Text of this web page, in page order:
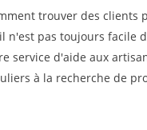
trouver des clients
n'est pas toujours facile
service d'aide aux
à la recherche de